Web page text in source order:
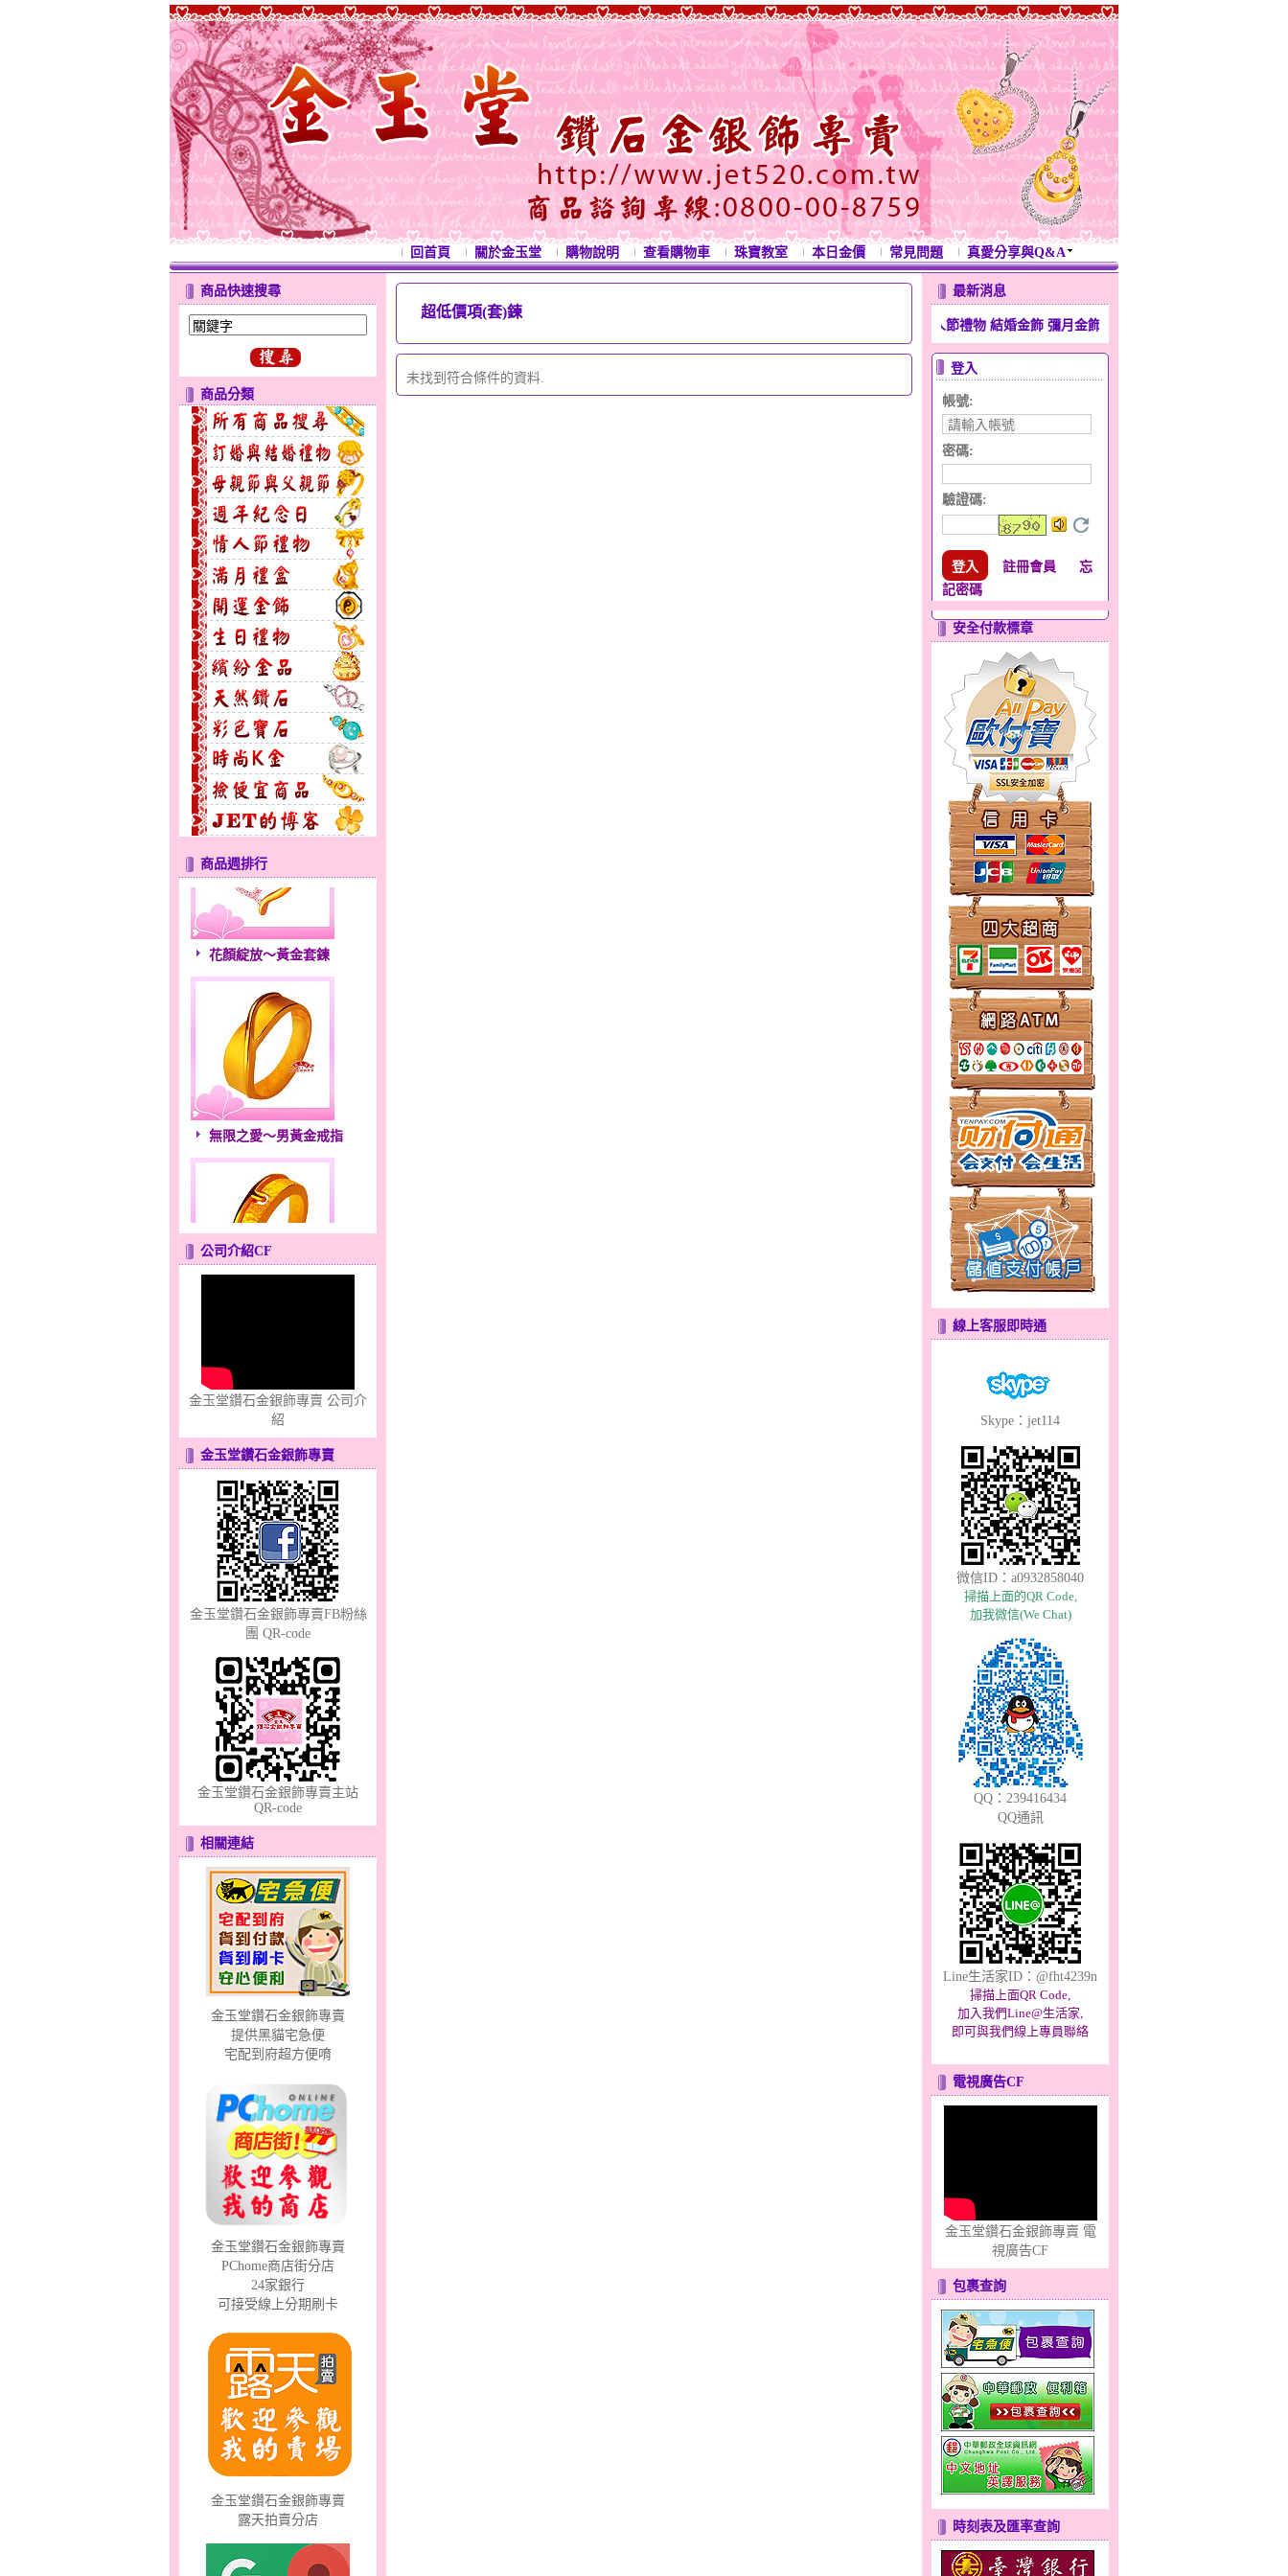
回首頁 關於金玉堂 購物說明 查看購物車 珠寶教室 本日金價 常見問題 真愛分享與Q&A
商品快速搜尋
商品分類
商品週排行
花顏綻放～黃金套鍊
無限之愛～男黃金戒指
心之舞～金銀鋼套鍊
分享愛～金銀鋼套鍊
幸福洋溢～金銀鋼套鍊
甜心女孩～金銀鋼女套鍊
幸福祈願～金銀鋼套鍊
愛情邱比特～金銀鋼套鍊
公司介紹CF
金玉堂鑽石金銀飾專賣 公司介
紹
金玉堂鑽石金銀飾專賣
金玉堂鑽石金銀飾專賣FB粉絲
團 QR-code
金玉堂鑽石金銀飾專賣主站
QR-code
相關連結
金玉堂鑽石金銀飾專賣
提供黑貓宅急便
宅配到府超方便唷
金玉堂鑽石金銀飾專賣
PChome商店街分店
24家銀行
可接受線上分期刷卡
金玉堂鑽石金銀飾專賣
露天拍賣分店
超低價項(套)鍊
未找到符合條件的資料.
最新消息
西洋情人節禮物 母親節禮物 七夕情人節禮物 白色情人節禮物 結婚金飾 彌月金飾 生日禮物 滿月金飾 週年紀念禮物 開運
登入
帳號:
密碼:
驗證碼:
註冊會員
忘
記密碼
安全付款標章
線上客服即時通
Skype：jet114
微信ID：a0932858040
掃描上面的QR Code,
加我微信(We Chat)
QQ：239416434
QQ通訊
Line生活家ID：@fht4239n
掃描上面QR Code,
加入我們Line@生活家,
即可與我們線上專員聯絡
電視廣告CF
金玉堂鑽石金銀飾專賣 電
視廣告CF
包裹查詢
時刻表及匯率查詢